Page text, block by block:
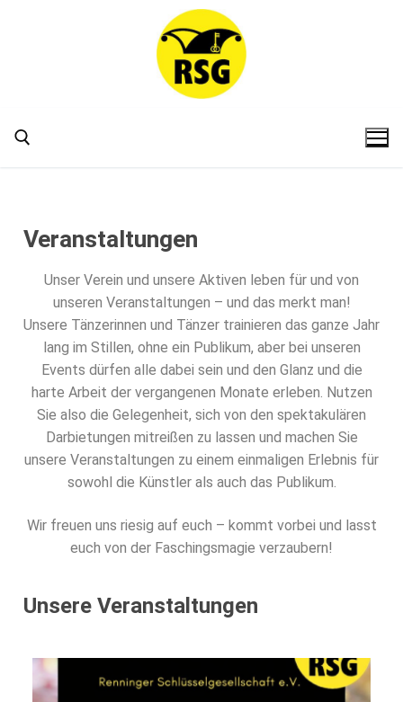
Veranstaltungen
Unser Verein und unsere Aktiven leben für und von
unseren Veranstaltungen – und das merkt man!
Unsere Tänzerinnen und Tänzer trainieren das ganze Jahr
lang im Stillen, ohne ein Publikum, aber bei unseren
Events dürfen alle dabei sein und den Glanz und die
harte Arbeit der vergangenen Monate erleben. Nutzen
Sie also die Gelegenheit, sich von den spektakulären
Darbietungen mitreißen zu lassen und machen Sie
unsere Veranstaltungen zu einem einmaligen Erlebnis für
sowohl die Künstler als auch das Publikum.
Wir freuen uns riesig auf euch – kommt vorbei und lasst
euch von der Faschingsmagie verzaubern!
Unsere Veranstaltungen